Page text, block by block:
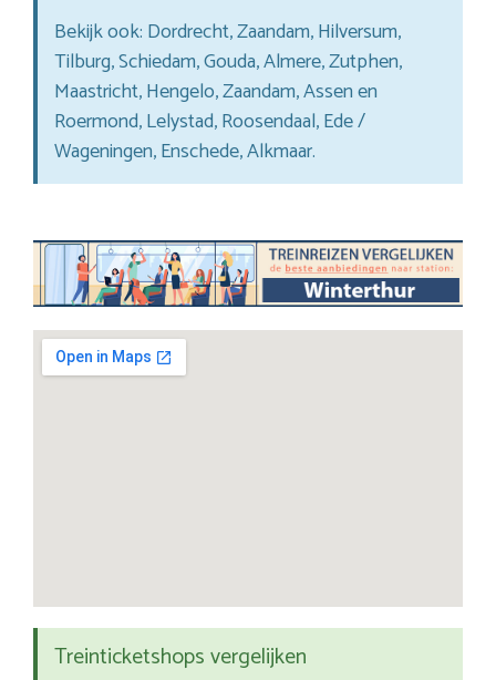
Bekijk ook: Dordrecht, Zaandam, Hilversum,
Tilburg, Schiedam, Gouda, Almere, Zutphen,
Maastricht, Hengelo, Zaandam, Assen en
Roermond, Lelystad, Roosendaal, Ede /
Wageningen, Enschede, Alkmaar.
Treinticketshops vergelijken